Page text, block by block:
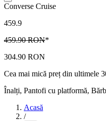
Converse Cruise
459.9
459.90 RON*
304.90 RON
Cea mai mică preț din ultimele
Înalți, Pantofi cu platformă,
Acasă
/